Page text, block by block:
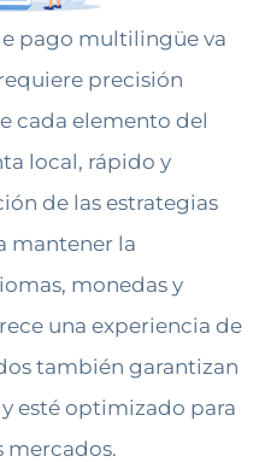
pago multilingüe va
precisión
cada elemento del
local, rápido y
de las estrategias
mantener la
monedas y
una experiencia de
también garantizan
esté optimizado para
mercados.